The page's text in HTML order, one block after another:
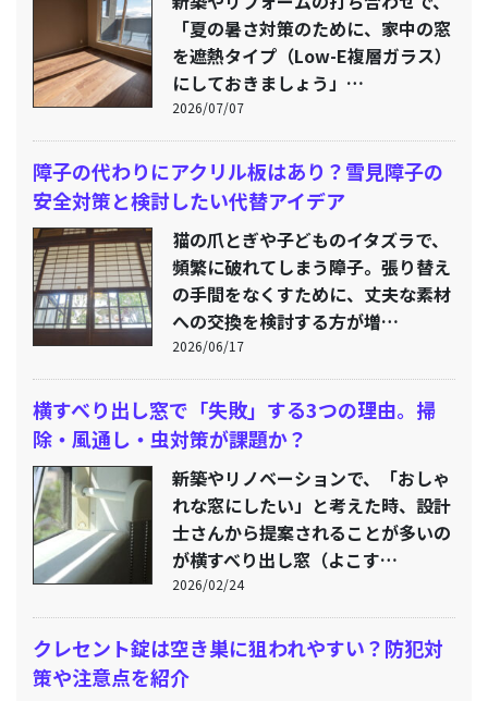
「夏の暑さ対策のために、家中の窓
を遮熱タイプ（Low-E複層ガラス）
にしておきましょう」…
2026/07/07
障子の代わりにアクリル板はあり？雪見障子の
安全対策と検討したい代替アイデア
猫の爪とぎや子どものイタズラで、
頻繁に破れてしまう障子。張り替え
の手間をなくすために、丈夫な素材
への交換を検討する方が増…
2026/06/17
横すべり出し窓で「失敗」する3つの理由。掃
除・風通し・虫対策が課題か？
新築やリノベーションで、「おしゃ
れな窓にしたい」と考えた時、設計
士さんから提案されることが多いの
が横すべり出し窓（よこす…
2026/02/24
クレセント錠は空き巣に狙われやすい？防犯対
策や注意点を紹介